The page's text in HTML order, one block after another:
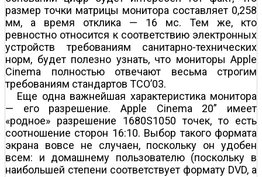
размер точки матрицы монитора составляет 0,258
мм, а время отклика — 16 мс. Тем же, кто
ревностно относится к соответствию электронных
устройств требованиям санитарно-технических
норм, будет полезно узнать, что мониторы Apple
Cinema полностью отвечают весьма строгим
требованиям стандартов TCO’03.
Еще одна важнейшая характеристика монитора
— его разрешение. Apple Cinema 20” имеет
«родное» разрешение 1680Ѕ1050 точек, то есть
соотношение сторон 16:10. Выбор такого формата
экрана вовсе не случаен, поскольку он удобен
всем: и домашнему пользователю (поскольку в
наибольшей степени соответствует формату DVD, а